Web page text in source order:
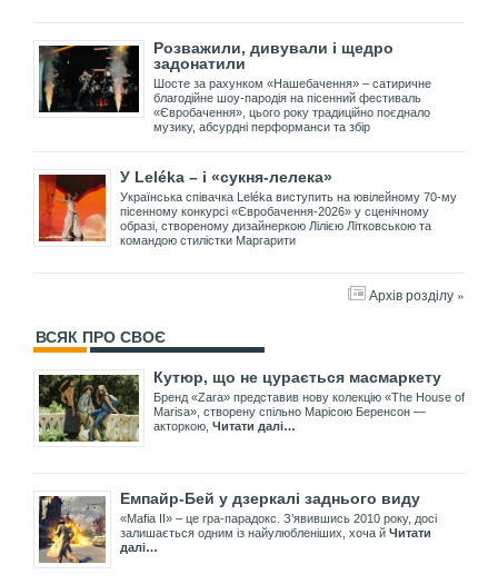
Розважили, дивували і щедро
задонатили
Шосте за рахунком «Нашебачення» – сатиричне
благодійне шоу-пародія на пісенний фестиваль
«Євробачення», цього року традиційно поєднало
музику, абсурдні перформанси та збір
У Leléka – і «сукня-лелека»
Українська співачка Leléka виступить на ювілейному 70-му
пісенному конкурсі «Євробачення-2026» у сценічному
образі, створеному дизайнеркою Лілією Літковською та
командою стилістки Маргарити
Архів розділу »
ВСЯК ПРО СВОЄ
Кутюр, що не цурається масмаркету
Бренд «Zara» представив нову колекцію «The House of
Marisa», створену спільно Марісою Беренсон —
акторкою, Читати далі…
Емпайр-Бей у дзеркалі заднього виду
«Mafia II» – це гра-парадокс. З’явившись 2010 року, досі
залишається одним із найулюбленіших, хоча й Читати
далі…